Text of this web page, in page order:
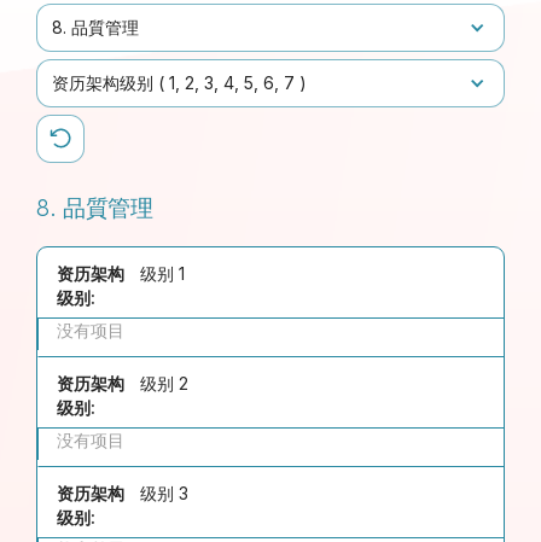
8. 品質管理
资历架构级别 ( 1 2 3 4 5 6 7 )
8. 品質管理
资历架构
级别:
级别 1
没有项目
资历架构
级别:
级别 2
没有项目
资历架构
级别:
级别 3